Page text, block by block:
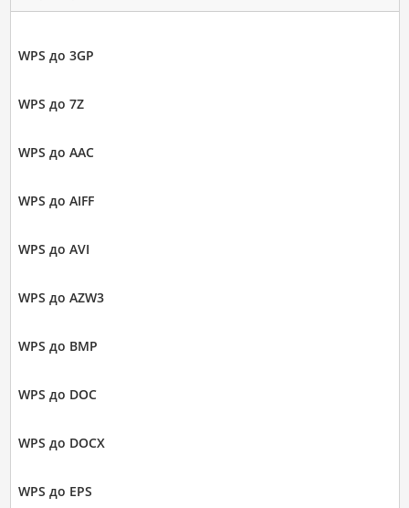
WPS до 3GP
WPS до 7Z
WPS до AAC
WPS до AIFF
WPS до AVI
WPS до AZW3
WPS до BMP
WPS до DOC
WPS до DOCX
WPS до EPS